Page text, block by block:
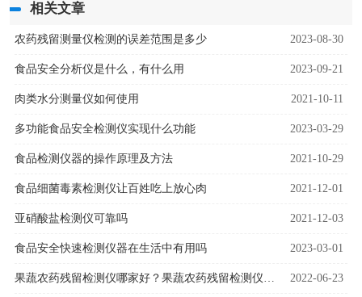
相关文章
农药残留测量仪检测的误差范围是多少 2023-08-30
食品安全分析仪是什么，有什么用 2023-09-21
肉类水分测量仪如何使用 2021-10-11
多功能食品安全检测仪实现什么功能 2023-03-29
食品检测仪器的操作原理及方法 2021-10-29
食品细菌毒素检测仪让百姓吃上放心肉 2021-12-01
亚硝酸盐检测仪可靠吗 2021-12-03
食品安全快速检测仪器在生活中有用吗 2023-03-01
果蔬农药残留检测仪哪家好？果蔬农药残留检测仪厂家 2022-06-23